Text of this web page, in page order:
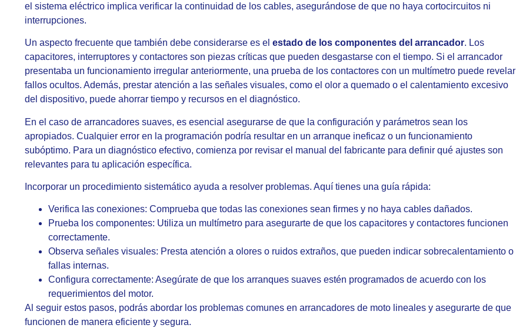
el sistema eléctrico implica verificar la continuidad de los cables, asegurándose de que no haya cortocircuitos ni
interrupciones.
Un aspecto frecuente que también debe considerarse es el estado de los componentes del arrancador. Los
capacitores, interruptores y contactores son piezas críticas que pueden desgastarse con el tiempo. Si el arrancador
presentaba un funcionamiento irregular anteriormente, una prueba de los contactores con un multímetro puede revelar
fallos ocultos. Además, prestar atención a las señales visuales, como el olor a quemado o el calentamiento excesivo
del dispositivo, puede ahorrar tiempo y recursos en el diagnóstico.
En el caso de arrancadores suaves, es esencial asegurarse de que la configuración y parámetros sean los
apropiados. Cualquier error en la programación podría resultar en un arranque ineficaz o un funcionamiento
subóptimo. Para un diagnóstico efectivo, comienza por revisar el manual del fabricante para definir qué ajustes son
relevantes para tu aplicación específica.
Incorporar un procedimiento sistemático ayuda a resolver problemas. Aquí tienes una guía rápida:
Verifica las conexiones: Comprueba que todas las conexiones sean firmes y no haya cables dañados.
Prueba los componentes: Utiliza un multímetro para asegurarte de que los capacitores y contactores funcionen
correctamente.
Observa señales visuales: Presta atención a olores o ruidos extraños, que pueden indicar sobrecalentamiento o
fallas internas.
Configura correctamente: Asegúrate de que los arranques suaves estén programados de acuerdo con los
requerimientos del motor.
Al seguir estos pasos, podrás abordar los problemas comunes en arrancadores de moto lineales y asegurarte de que
funcionen de manera eficiente y segura.